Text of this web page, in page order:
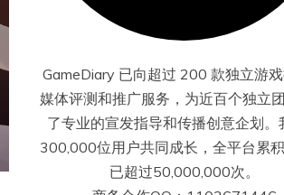
GameDiary 已向超过 200 款独立游
媒体评测和推广服务，为近百个独立
了专业的宣发指导和传播创意企划。
300,000位用户共同成长，全平台累
已超过50,000,000次。